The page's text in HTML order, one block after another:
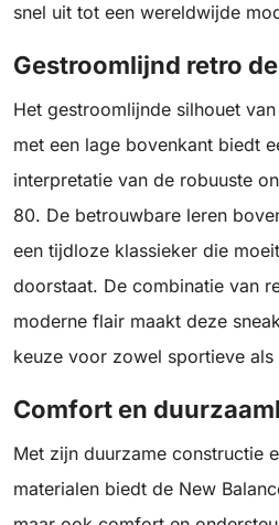
snel uit tot een wereldwijde
Gestroomlijnd retro
Het gestroomlijnde silhouet
met een lage bovenkant biedt
interpretatie van de robuuste
80. De betrouwbare leren
een tijdloze klassieker die
doorstaat. De combinatie van
moderne flair maakt deze
keuze voor zowel sportieve als
Comfort en
Met zijn duurzame constructie
materialen biedt de New